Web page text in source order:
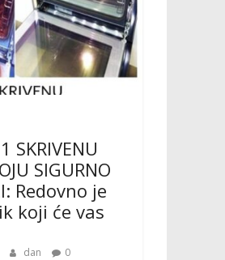
SKRIVENU
SIGURNO
Redovno je
koji će vas
dan 0